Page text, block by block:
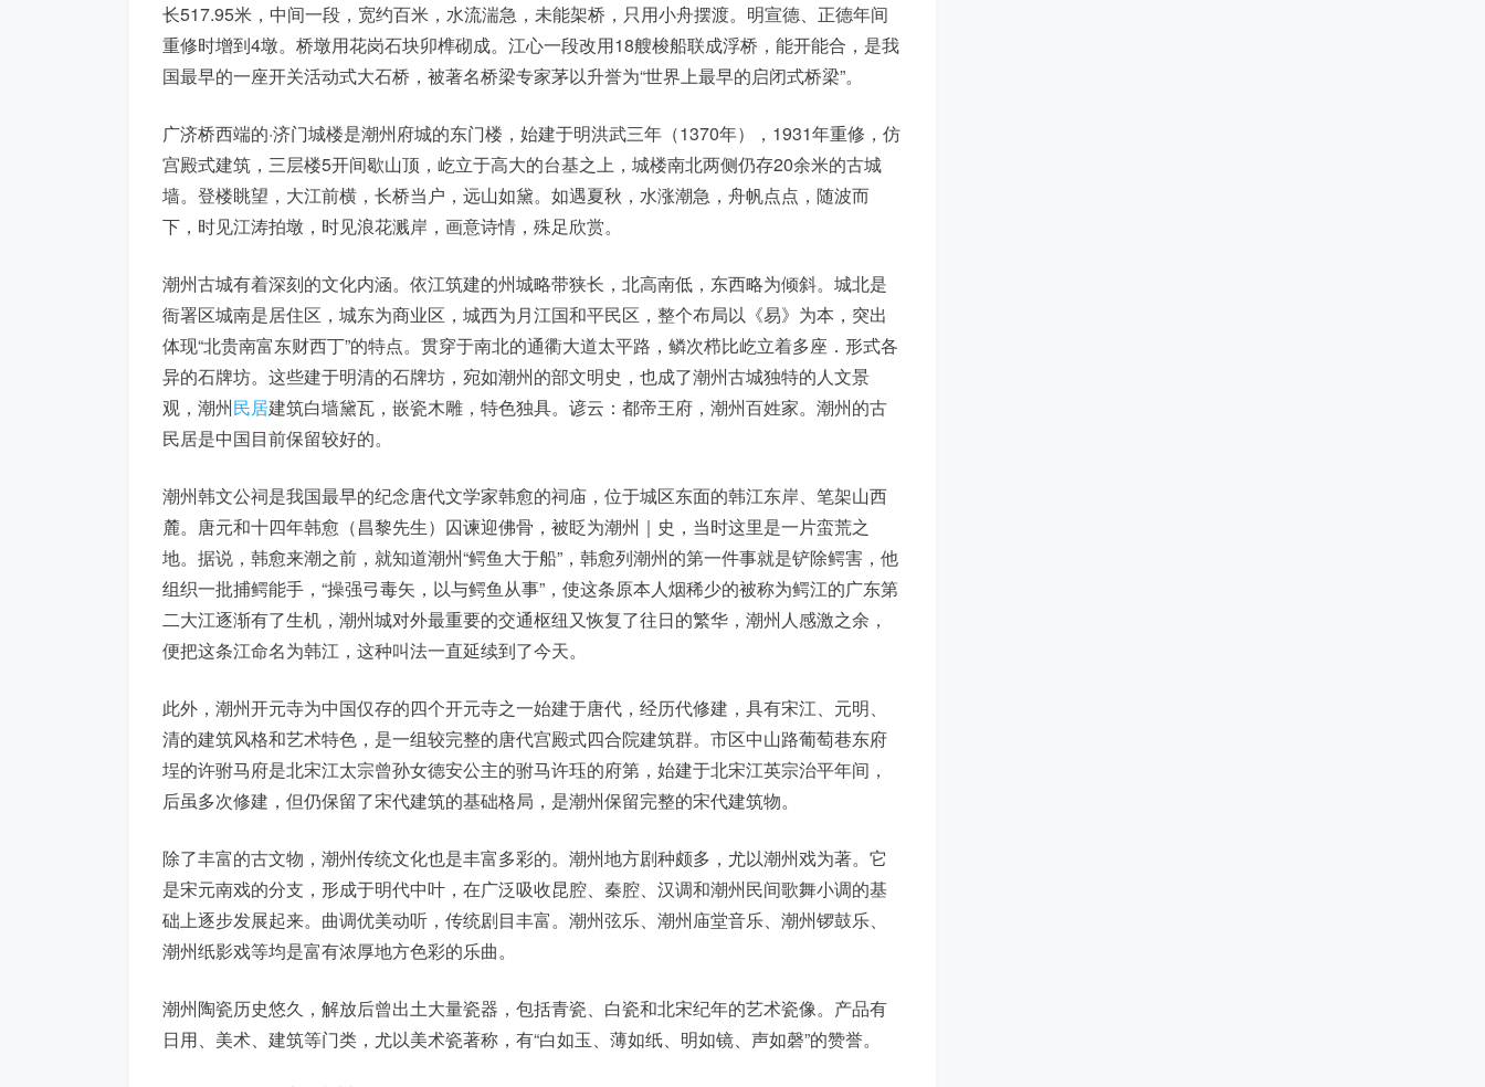
长517.95米，中间一段，宽约百米，水流湍急，未能架桥，只用小舟摆渡。明宣德、正德年间
重修时增到4墩。桥墩用花岗石块卯榫砌成。江心一段改用18艘梭船联成浮桥，能开能合，是我
国最早的一座开关活动式大石桥，被著名桥梁专家茅以升誉为“世界上最早的启闭式桥梁”。
广济桥西端的·济门城楼是潮州府城的东门楼，始建于明洪武三年（1370年），1931年重修，仿
宫殿式建筑，三层楼5开间歇山顶，屹立于高大的台基之上，城楼南北两侧仍存20余米的古城
墙。登楼眺望，大江前横，长桥当户，远山如黛。如遇夏秋，水涨潮急，舟帆点点，随波而
下，时见江涛拍墩，时见浪花溅岸，画意诗情，殊足欣赏。
潮州古城有着深刻的文化内涵。依江筑建的州城略带狭长，北高南低，东西略为倾斜。城北是
衙署区城南是居住区，城东为商业区，城西为月江国和平民区，整个布局以《易》为本，突出
体现“北贵南富东财西丁”的特点。贯穿于南北的通衢大道太平路，鳞次栉比屹立着多座．形式各
异的石牌坊。这些建于明清的石牌坊，宛如潮州的部文明史，也成了潮州古城独特的人文景
观，潮州民居建筑白墙黛瓦，嵌瓷木雕，特色独具。谚云：都帝王府，潮州百姓家。潮州的古
民居是中国目前保留较好的。
潮州韩文公祠是我国最早的纪念唐代文学家韩愈的祠庙，位于城区东面的韩江东岸、笔架山西
麓。唐元和十四年韩愈（昌黎先生）囚谏迎佛骨，被眨为潮州｜史，当时这里是一片蛮荒之
地。据说，韩愈来潮之前，就知道潮州“鳄鱼大于船”，韩愈列潮州的第一件事就是铲除鳄害，他
组织一批捕鳄能手，“操强弓毒矢，以与鳄鱼从事”，使这条原本人烟稀少的被称为鳄江的广东第
二大江逐渐有了生机，潮州城对外最重要的交通枢纽又恢复了往日的繁华，潮州人感激之余，
便把这条江命名为韩江，这种叫法一直延续到了今天。
此外，潮州开元寺为中国仅存的四个开元寺之一始建于唐代，经历代修建，具有宋江、元明、
清的建筑风格和艺术特色，是一组较完整的唐代宫殿式四合院建筑群。市区中山路葡萄巷东府
埕的许驸马府是北宋江太宗曾孙女德安公主的驸马许珏的府第，始建于北宋江英宗治平年间，
后虽多次修建，但仍保留了宋代建筑的基础格局，是潮州保留完整的宋代建筑物。
除了丰富的古文物，潮州传统文化也是丰富多彩的。潮州地方剧种颇多，尤以潮州戏为著。它
是宋元南戏的分支，形成于明代中叶，在广泛吸收昆腔、秦腔、汉调和潮州民间歌舞小调的基
础上逐步发展起来。曲调优美动听，传统剧目丰富。潮州弦乐、潮州庙堂音乐、潮州锣鼓乐、
潮州纸影戏等均是富有浓厚地方色彩的乐曲。
潮州陶瓷历史悠久，解放后曾出土大量瓷器，包括青瓷、白瓷和北宋纪年的艺术瓷像。产品有
日用、美术、建筑等门类，尤以美术瓷著称，有“白如玉、薄如纸、明如镜、声如磬”的赞誉。